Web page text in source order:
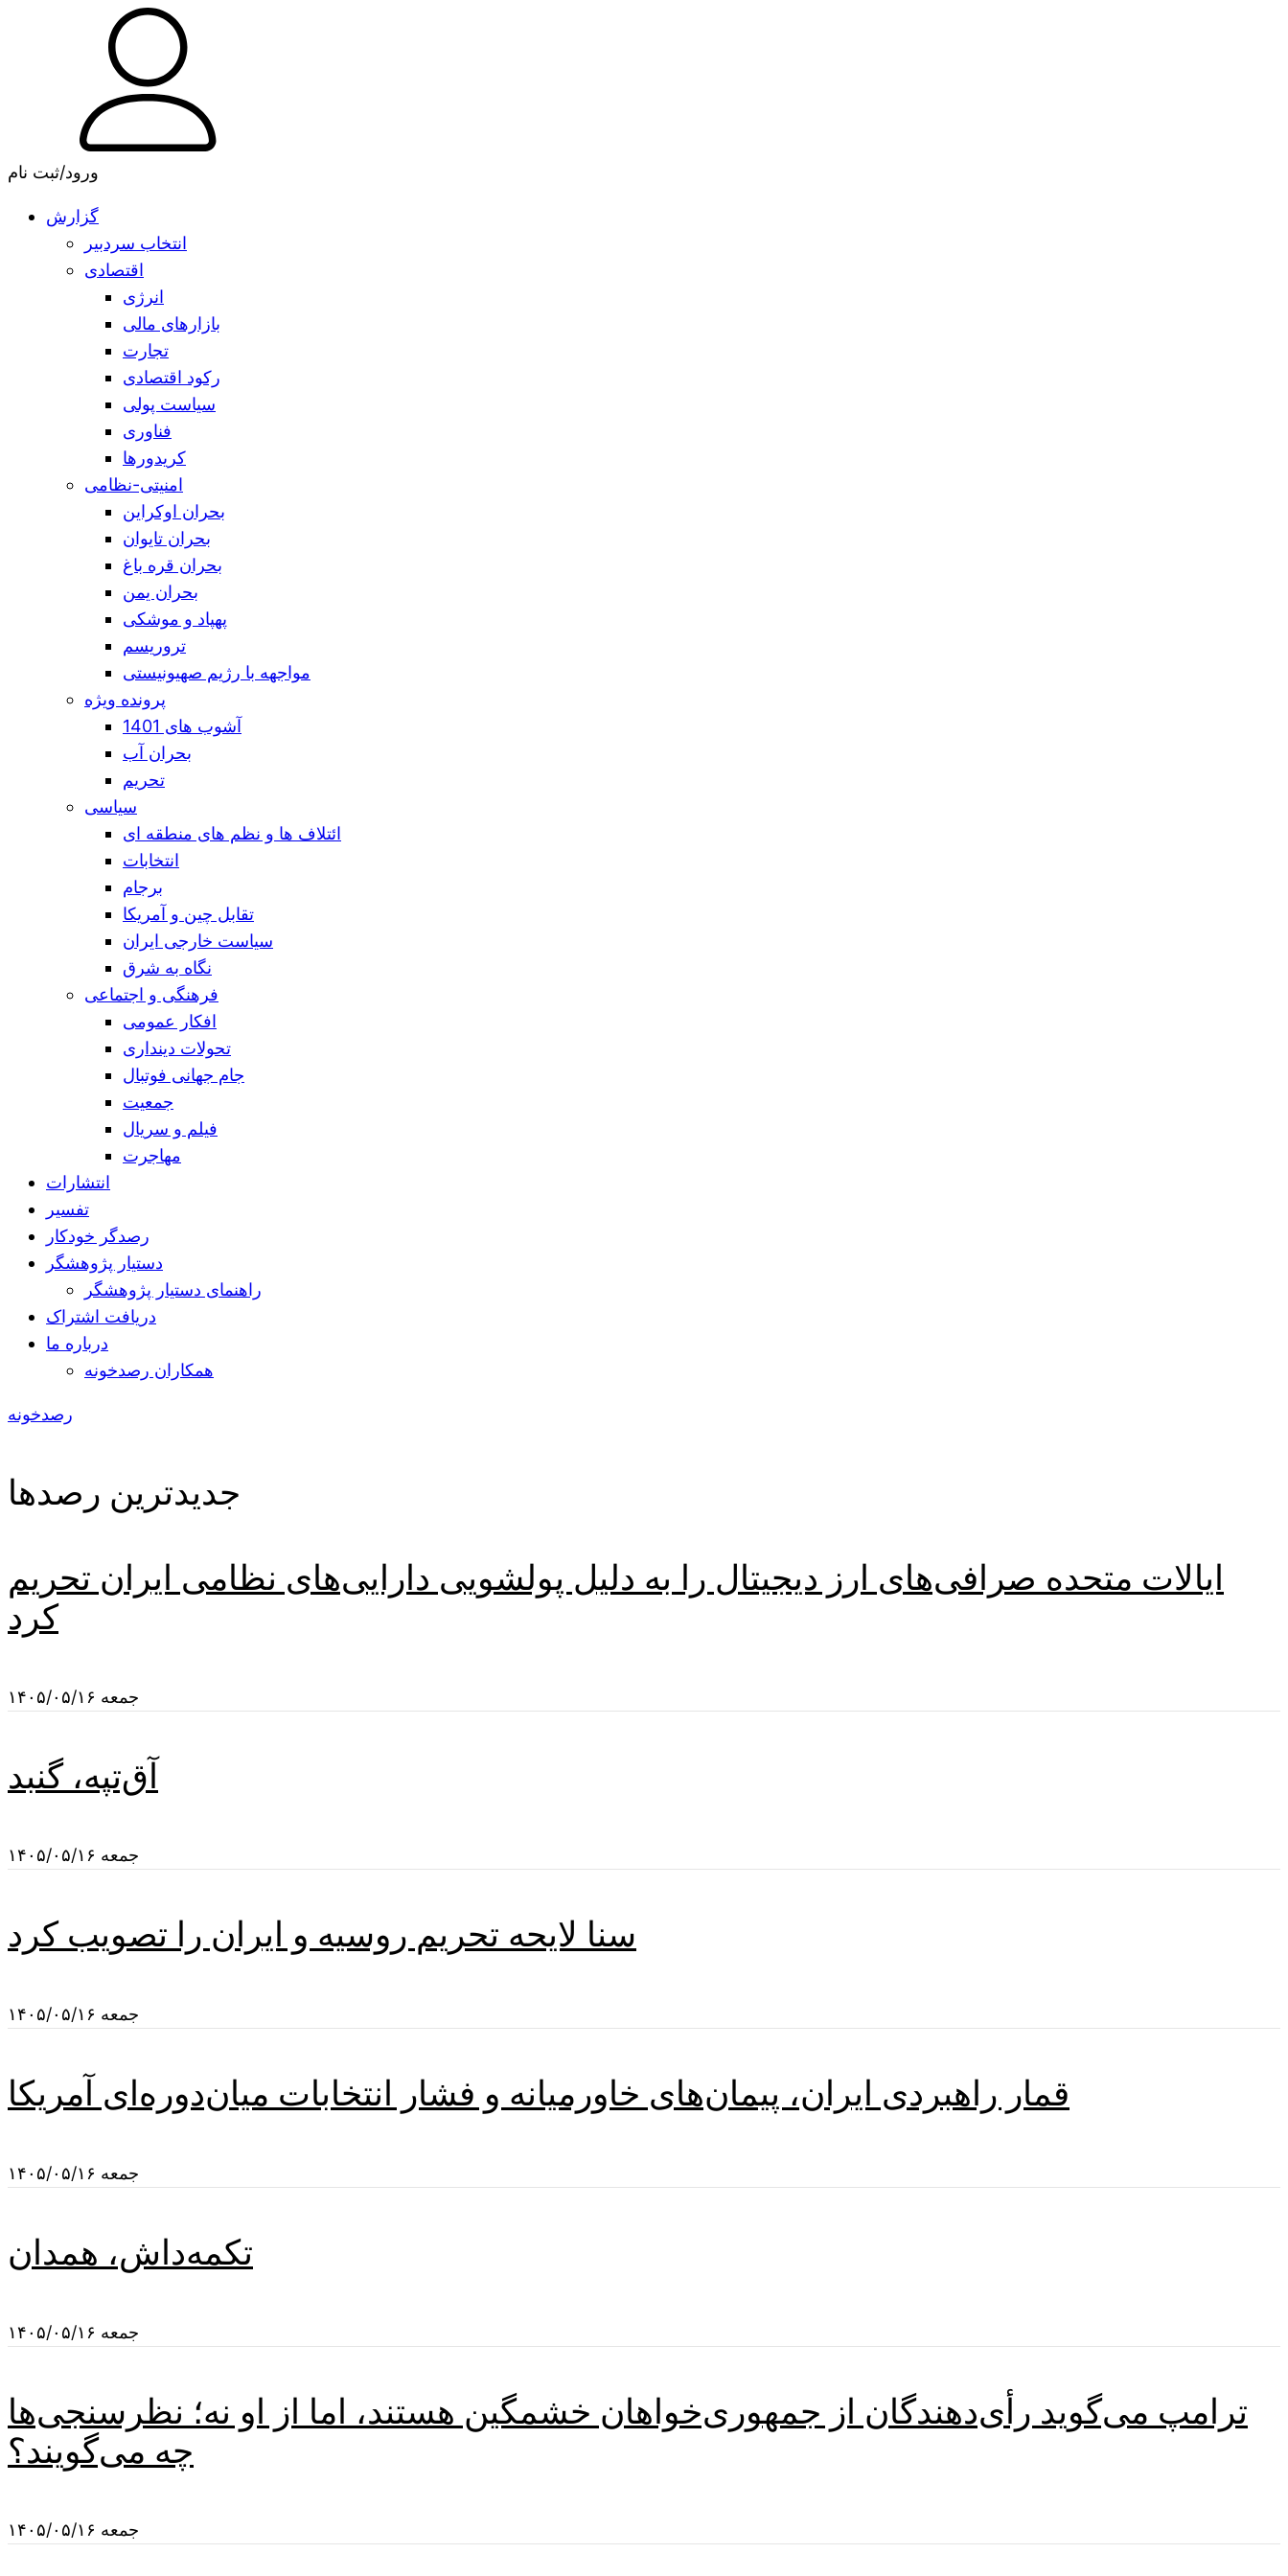
ورود/ثبت نام
گزارش
انتخاب سردبیر
اقتصادی
انرژی
بازارهای مالی
تجارت
رکود اقتصادی
سیاست پولی
فناوری
کریدورها
امنیتی-نظامی
بحران اوکراین
بحران تایوان
بحران قره باغ
بحران یمن
پهپاد و موشکی
تروریسم
مواجهه با رژیم صهیونیستی
پرونده ویژه
آشوب های 1401
بحران آب
تحریم
سیاسی
ائتلاف ها و نظم های منطقه ای
انتخابات
برجام
تقابل چین و آمریکا
سیاست خارجی ایران
نگاه به شرق
فرهنگی و اجتماعی
افکار عمومی
تحولات دینداری
جام جهانی فوتبال
جمعیت
فیلم و سریال
مهاجرت
انتشارات
تفسیر
رصدگر خودکار
دستیار پژوهشگر
راهنمای دستیار پژوهشگر
دریافت اشتراک
درباره ما
همکاران رصدخونه
رصدخونه
جدیدترین رصدها
ایالات متحده صرافی‌های ارز دیجیتال را به دلیل پولشویی دارایی‌های نظامی ایران تحریم
کرد
جمعه ۱۴۰۵/۰۵/۱۶
آق‌تپه، گنبد
جمعه ۱۴۰۵/۰۵/۱۶
سنا لایحه تحریم روسیه و ایران را تصویب کرد
جمعه ۱۴۰۵/۰۵/۱۶
قمار راهبردی ایران، پیمان‌های خاورمیانه و فشار انتخابات میان‌دوره‌ای آمریکا
جمعه ۱۴۰۵/۰۵/۱۶
تکمه‌داش، همدان
جمعه ۱۴۰۵/۰۵/۱۶
ترامپ می‌گوید رأی‌دهندگان از جمهوری‌خواهان خشمگین هستند، اما از او نه؛ نظرسنجی‌ها
چه می‌گویند؟
جمعه ۱۴۰۵/۰۵/۱۶